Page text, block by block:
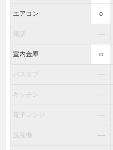
エアコン ○
電話 ―
室内金庫 ○
バスタブ ―
キッチン ―
電子レンジ ―
洗濯機 ―